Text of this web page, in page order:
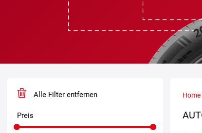
Alle Filter entfernen
Preis
Home